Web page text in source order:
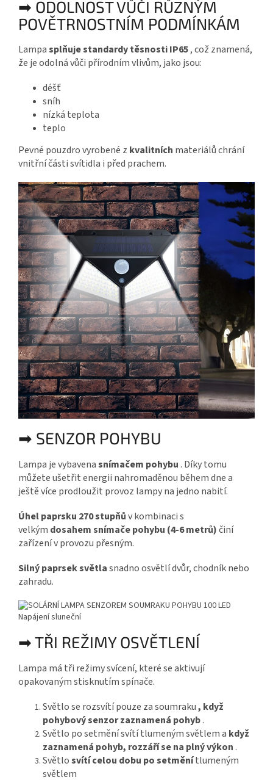
➡ ODOLNOST VŮČI RŮZNÝM
POVĚTRNOSTNÍM PODMÍNKÁM
Lampasplňuje standardy těsnosti IP65, což znamená,
že je odolná vůči přírodním vlivům, jako jsou:
déšť
sníh
nízká teplota
teplo
Pevné pouzdro vyrobené z kvalitních materiálů chrání
vnitřní části svítidla i před prachem.
➡ SENZOR POHYBU
Lampa je vybavenasnímačem pohybu . Díky tomu
můžete ušetřit energii nahromaděnou během dne a
ještě více prodloužit provoz lampy na jedno nabití.
Úhel paprsku 270 stupňův kombinaci s
velkým dosahem snímače pohybu (4-6 metrů)činí
zařízení v provozu přesným.
Silný paprsek světlasnadno osvětlí dvůr, chodník nebo
zahradu.
➡ TŘI REŽIMY OSVĚTLENÍ
Lampa má tři režimy svícení, které se aktivují
opakovaným stisknutím spínače.
Světlo se rozsvítí pouze za soumraku, když
pohybový senzor zaznamená pohyb.
Světlo po setmění svítí tlumeným světlem a když
zaznamená pohyb, rozzáří se na plný výkon .
Světlosvítí celou dobu po setměnítlumeným
světlem